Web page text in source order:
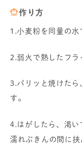
作り方
1.小麦粉を同量の水
2.弱火で熱したフラ
3.パリッと焼けたら
す。
4.はがしたら、渇い
濡れぶきんの間に挟